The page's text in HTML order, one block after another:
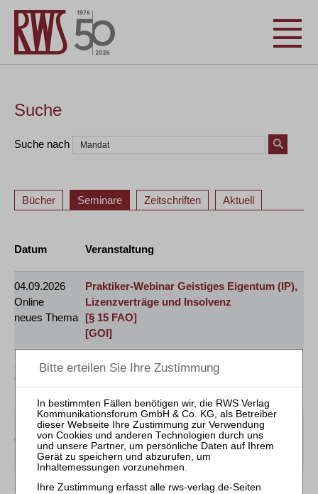
Suche
Suche nach
Bücher Seminare Zeitschriften Aktuell
Datum Veranstaltung
04.09.2026
Online
neues Thema
Praktiker-Webinar Geistiges Eigentum (IP),
Lizenzverträge und Insolvenz
[§ 15 FAO]
[GOI]
26.11.2026
Online
Praktiker-Webinar Kompaktkurs Insolvenz
17.06.2027
Online
Praktiker-Webinar Kompaktkurs Insolvenz
und Steuern
[§ 15 FAO]
25.11.2027
Praktiker-Webinar Kompaktkurs Insolvenz